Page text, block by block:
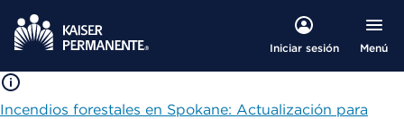
Iniciar sesión Menú
Incendios forestales en Spokane: Actualización para